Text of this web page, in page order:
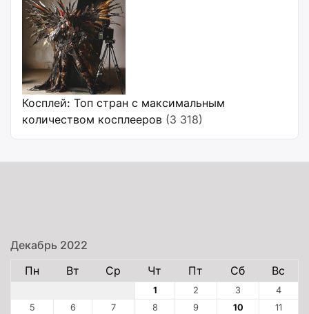
Косплей: Топ стран с максимальным
количеством косплееров (3 318)
Декабрь 2022
Пн
Вт Ср Чт Пт Сб Вс
1 2 3
4
5
6 7 8 9 10
11